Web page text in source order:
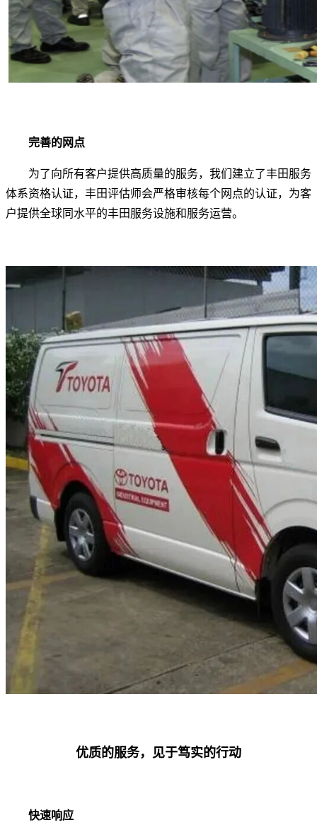
完善的网点
为了向所有客户提供高质量的服务，我们建立了丰田服务
体系资格认证，丰田评估师会严格审核每个网点的认证，为客
户提供全球同水平的丰田服务设施和服务运营。
优质的服务，见于笃实的行动
快速响应